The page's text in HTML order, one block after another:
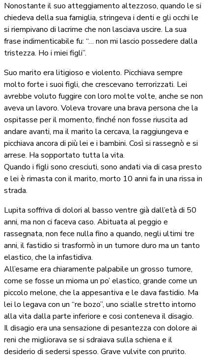
Nonostante il suo atteggiamento altezzoso, quando le si
chiedeva della sua famiglia, stringeva i denti e gli occhi le
si riempivano di lacrime che non lasciava uscire. La sua
frase indimenticabile fu: “… non mi lascio possedere dalla
tristezza. Ho i miei figli”.
Suo marito era litigioso e violento. Picchiava sempre
molto forte i suoi figli, che crescevano terrorizzati. Lei
avrebbe voluto fuggire con loro molte volte, anche se non
aveva un lavoro. Voleva trovare una brava persona che la
ospitasse per il momento, finché non fosse riuscita ad
andare avanti, ma il marito la cercava, la raggiungeva e
picchiava ancora di più lei e i bambini. Così si rassegnò e si
arrese. Ha sopportato tutta la vita.
Quando i figli sono cresciuti, sono andati via di casa presto
e lei è rimasta con il marito, morto 10 anni fa in una rissa in
strada.
Lupita soffriva di dolori al basso ventre già dall’età di 50
anni, ma non ci faceva caso. Abituata al peggio e
rassegnata, non fece nulla fino a quando, negli ultimi tre
anni, il fastidio si trasformò in un tumore duro ma un tanto
elastico, che la infastidiva.
All’esame era chiaramente palpabile un grosso tumore,
come se fosse un mioma un po’ elastico, grande come un
piccolo melone, che la appesantiva e le dava fastidio. Ma
lei lo legava con un “re bozo”, uno scialle stretto intorno
alla vita dalla parte inferiore e cosi conteneva il disagio.
Il disagio era una sensazione di pesantezza con dolore ai
reni che migliorava se si sdraiava sulla schiena e il
desiderio di sedersi spesso. Grave vulvite con prurito.